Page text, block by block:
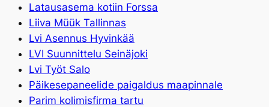
Latausasema kotiin Forssa
Liiva Müük Tallinnas
Lvi Asennus Hyvinkää
LVI Suunnittelu Seinäjoki
Lvi Työt Salo
Päikesepaneelide paigaldus maapinnale
Parim kolimisfirma tartu